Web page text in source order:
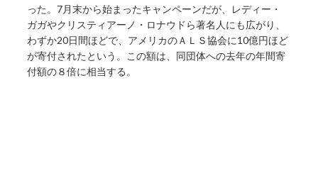
った。7月末から始まったキャンペーンだが、レディー・
ガガやクリスティアーノ・ロナウドら著名人にも広がり、
わずか20日間ほどで、アメリカのＡＬＳ協会に10億円ほど
が寄付されたという。この額は、同団体への去年の年間寄
付額の８倍に相当する。